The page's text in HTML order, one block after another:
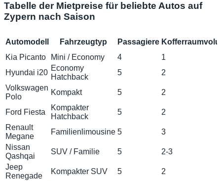
Tabelle der Mietpreise für beliebte Autos auf
Zypern nach Saison
Automodell Fahrzeugtyp Passagiere
Kia Picanto
Mini / Economy 4
1
Hyundai i20
Economy
Hatchback
5
2
Volkswagen
Polo
Kompakt 5 2
Ford Fiesta
Kompakter
Hatchback
5
2
Renault
Megane
Familienlimousine 5
3
Nissan
Qashqai
SUV / Familie 5
2-3
Jeep
Renegade
Kompakter SUV 5 2